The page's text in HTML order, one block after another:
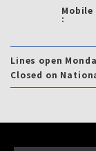
Mobile
:
Lines open
Closed on